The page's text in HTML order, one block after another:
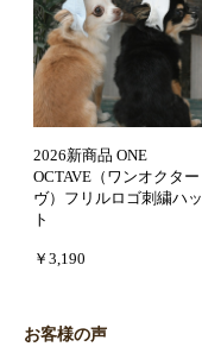
2026新商品 ONE
OCTAVE（ワンオクター
ヴ）フリルロゴ刺繍ハッ
ト
￥3,190
お客様の声